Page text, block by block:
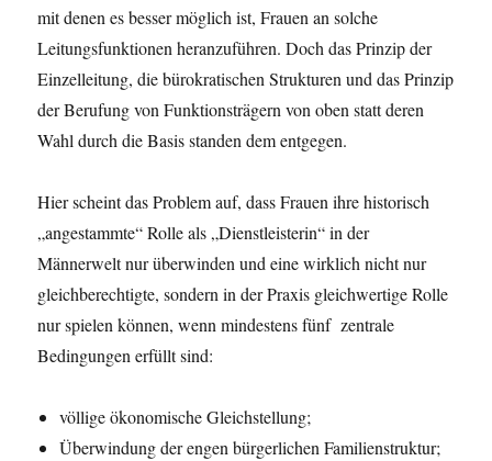
mit denen es besser möglich ist, Frauen an solche
Leitungsfunktionen heranzuführen. Doch das Prinzip der
Einzelleitung, die bürokratischen Strukturen und das Prinzip
der Berufung von Funktionsträgern von oben statt deren
Wahl durch die Basis standen dem entgegen.
Hier scheint das Problem auf, dass Frauen ihre historisch
„angestammte“ Rolle als „Dienstleisterin“ in der
Männerwelt nur überwinden und eine wirklich nicht nur
gleichberechtigte, sondern in der Praxis gleichwertige Rolle
nur spielen können, wenn mindestens fünf zentrale
Bedingungen erfüllt sind:
völlige ökonomische Gleichstellung;
Überwindung der engen bürgerlichen Familienstruktur;